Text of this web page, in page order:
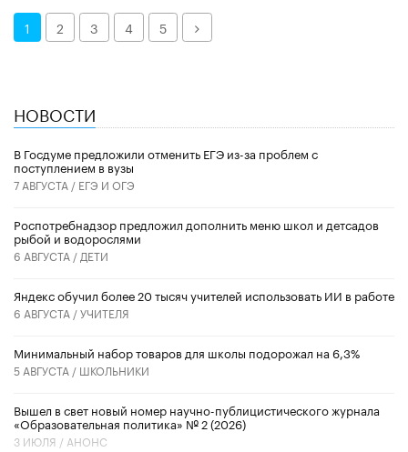
1 2 3 4 5 Далее
НОВОСТИ
В Госдуме предложили отменить ЕГЭ из-за проблем с
поступлением в вузы
7 АВГУСТА / ЕГЭ И ОГЭ
Роспотребнадзор предложил дополнить меню школ и детсадов
рыбой и водорослями
6 АВГУСТА / ДЕТИ
​Яндекс обучил более 20 тысяч учителей использовать ИИ в работе
6 АВГУСТА /УЧИТЕЛЯ
Минимальный набор товаров для школы подорожал на 6,3%
5 АВГУСТА / ШКОЛЬНИКИ
Вышел в свет новый номер научно-публицистического журнала
«Образовательная политика» № 2 (2026)
3 ИЮЛЯ / АНОНС